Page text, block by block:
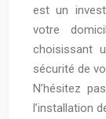
est un
votre
choisissant
sécurité de
N’hésitez
l’installation